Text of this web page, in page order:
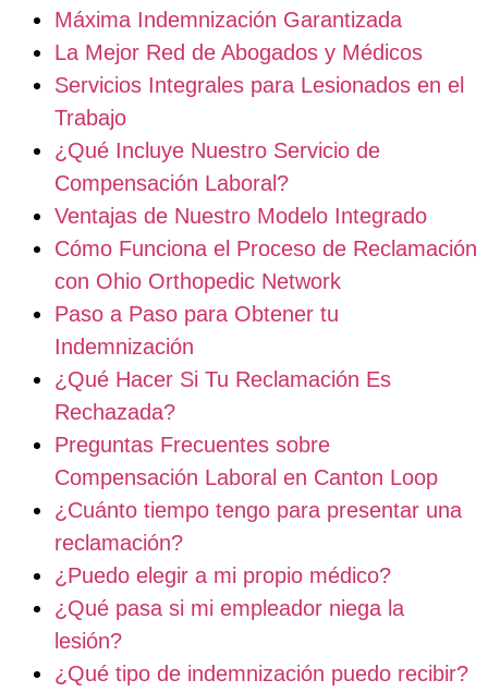
Máxima Indemnización Garantizada
La Mejor Red de Abogados y Médicos
Servicios Integrales para Lesionados en el
Trabajo
¿Qué Incluye Nuestro Servicio de
Compensación Laboral?
Ventajas de Nuestro Modelo Integrado
Cómo Funciona el Proceso de Reclamación
con Ohio Orthopedic Network
Paso a Paso para Obtener tu
Indemnización
¿Qué Hacer Si Tu Reclamación Es
Rechazada?
Preguntas Frecuentes sobre
Compensación Laboral en Canton Loop
¿Cuánto tiempo tengo para presentar una
reclamación?
¿Puedo elegir a mi propio médico?
¿Qué pasa si mi empleador niega la
lesión?
¿Qué tipo de indemnización puedo recibir?